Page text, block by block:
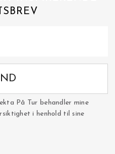
På Tur behandler mine
i henhold til sine